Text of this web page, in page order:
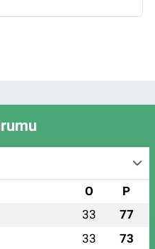
O P
33 77
33 73